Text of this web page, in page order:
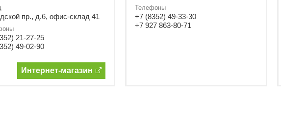
пр., д.6, офис-склад 41
21-27-25
49-02-90
Интернет-магазин
Телефоны
+7 (8352) 49-33-30
+7 927 863-80-71